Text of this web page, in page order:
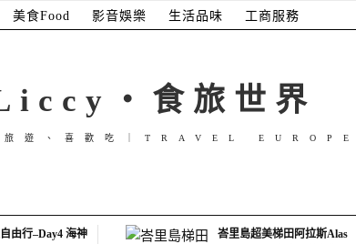
美食Food 影音娛樂 生活品味 工商服務
・食旅世界
旅遊、喜歡吃｜TRAVEL EUROPE
由行–Day4 海神
峇里島超美梯田阿拉斯Alas